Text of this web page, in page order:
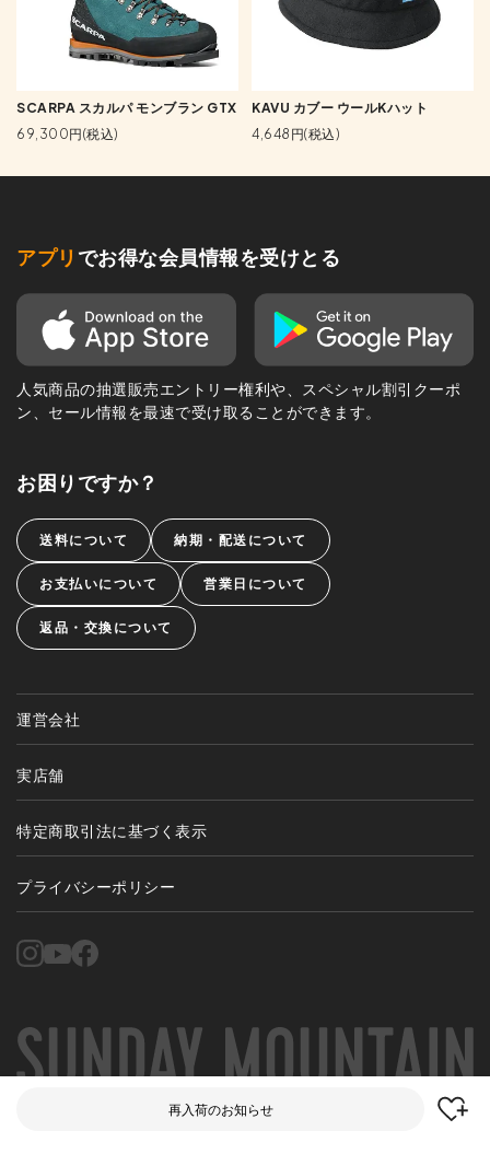
SCARPA スカルパ モンブラン GTX
69,300円(税込)
KAVU カブー ウールKハット
4,648円(税込)
アプリ でお得な会員情報を受けとる
人気商品の抽選販売エントリー権利や、スペシャル割引クーポ
ン、セール情報を最速で受け取ることができます。
お困りですか？
送料について 納期・配送について
お支払いについて 営業日について
返品・交換について
運営会社
実店舗
特定商取引法に基づく表示
プライバシーポリシー
再入荷のお知らせ